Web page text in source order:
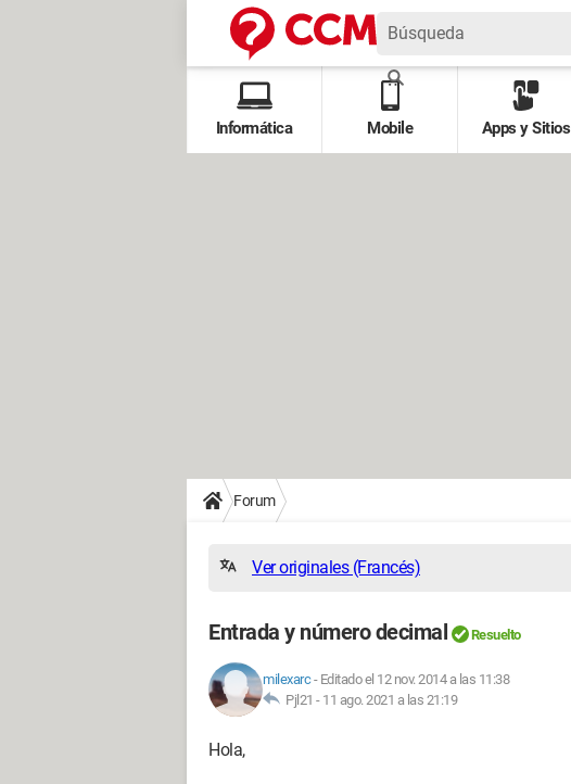
Informática Mobile Apps y Sitios
Forum
Ver originales (Francés)
Entrada y número decimal Resuelto
milexarc- Editado el 12 nov. 2014 a las 11:38
Pjl21 - 11 ago. 2021 a las 21:19
Hola,